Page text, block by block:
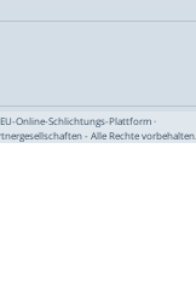
EU-Online-Schlichtungs-Plattform·
- Alle Rechte vorbehalten.